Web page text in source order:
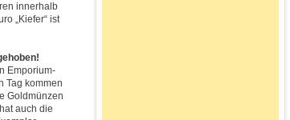
innerhalb
„Kiefer“ ist
Emporium-
Tag kommen
Goldmünzen
auch die